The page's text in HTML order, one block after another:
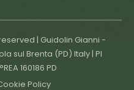
| Guidolin Gianni -
sul Brenta (PD) Italy | PI
160186 PD
Policy